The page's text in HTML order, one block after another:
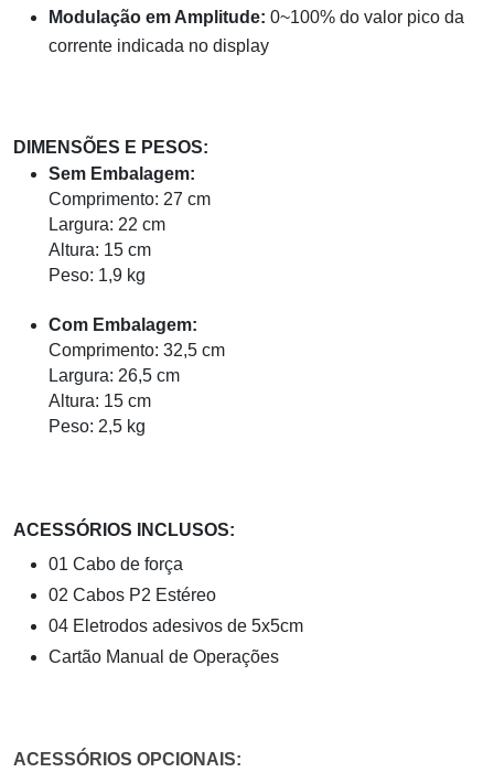
Modulação em Amplitude: 0~100% do valor pico da
corrente indicada no display
DIMENSÕES E PESOS:
Sem Embalagem:
Comprimento: 27 cm
Largura: 22 cm
Altura: 15 cm
Peso: 1,9 kg
Com Embalagem:
Comprimento: 32,5 cm
Largura: 26,5 cm
Altura: 15 cm
Peso: 2,5 kg
ACESSÓRIOS INCLUSOS:
01 Cabo de força
02 Cabos P2 Estéreo
04 Eletrodos adesivos de 5x5cm
Cartão Manual de Operações
ACESSÓRIOS OPCIONAIS: